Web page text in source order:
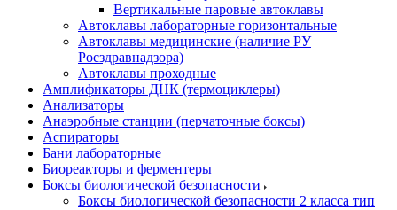
Вертикальные паровые автоклавы
Автоклавы лабораторные горизонтальные
Автоклавы медицинские (наличие РУ
Росздравнадзора)
Автоклавы проходные
Амплификаторы ДНК (термоциклеры)
Анализаторы
Анаэробные станции (перчаточные боксы)
Аспираторы
Бани лабораторные
Биореакторы и ферментеры
Боксы биологической безопасности
Боксы биологической безопасности 2 класса тип